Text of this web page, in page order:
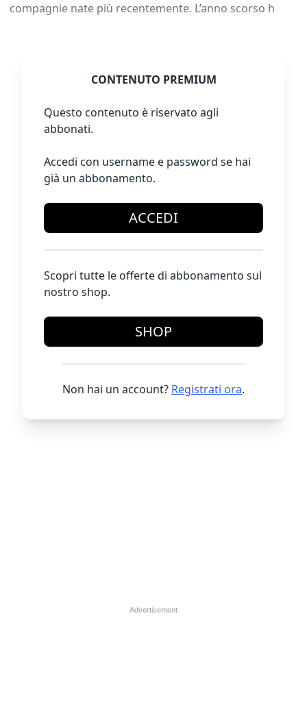
compagnie nate più recentemente. L’anno scorso h
CONTENUTO PREMIUM
Questo contenuto è riservato agli
abbonati.
Accedi con username e password se hai
già un abbonamento.
ACCEDI
Scopri tutte le offerte di abbonamento sul
nostro shop.
SHOP
Non hai un account? Registrati ora.